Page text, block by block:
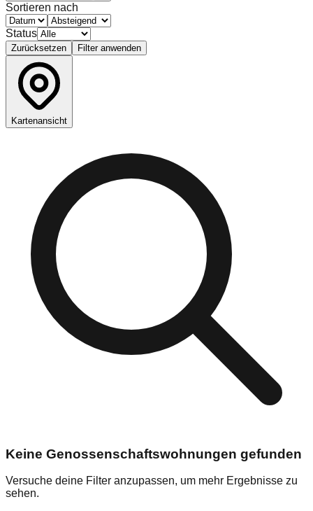
Sortieren nach
Status
Zurücksetzen Filter anwenden
Kartenansicht
Keine Genossenschaftswohnungen gefunden
Versuche deine Filter anzupassen, um mehr Ergebnisse zu
sehen.